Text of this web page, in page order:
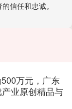
信任和忠诚。
万元，广东
业原创精品与